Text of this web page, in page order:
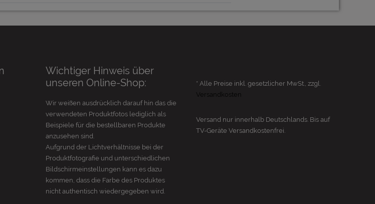
Wichtiger Hinweis über
unseren Online-Shop:
Wir weißen ausdrücklich darauf hin das die
verwendeten Produktfotos lediglich als
Beispiele für die bestellbaren Produkte
anzusehen sind.
Aufgrund der Lichtverhältnisse bei der
Produktfotografie und unterschiedlichen
Bildschirmeinstellungen kann es dazu
kommen, dass die Farbe des Produktes
nicht authentisch wiedergegeben wird.
* Alle Preise inkl. gesetzlicher MwSt., zzgl.
Versandkosten
Versand nur innerhalb Deutschlands. Bis auf
TV-Geräte Versandkostenfrei.